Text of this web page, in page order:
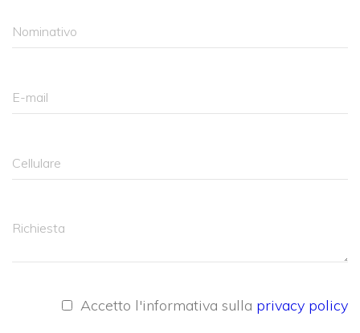
Accetto l'informativa sulla privacy policy